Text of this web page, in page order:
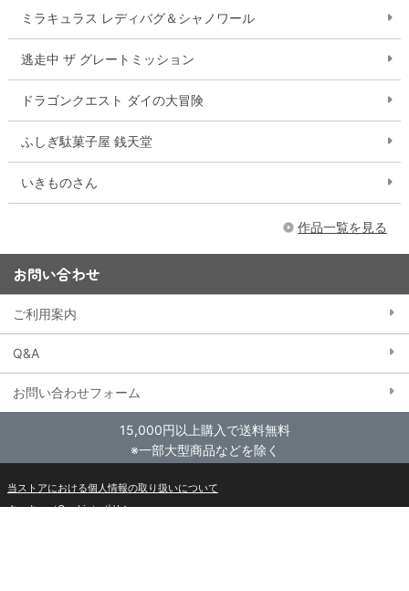
ミラキュラス レディバグ＆シャノワール
逃走中 ザ グレートミッション
ドラゴンクエスト ダイの大冒険
ふしぎ駄菓子屋 銭天堂
いきものさん
作品一覧を見る
お問い合わせ
ご利用案内
Q&A
お問い合わせフォーム
15,000円以上購入で送料無料
※一部大型商品などを除く
当ストアにおける個人情報の取り扱いについて
クッキー（Cookie）ポリシー